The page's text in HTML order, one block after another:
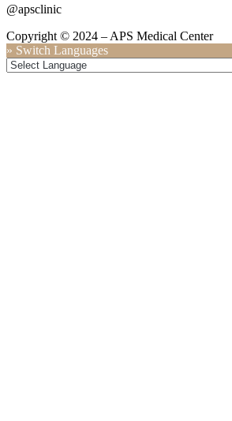
@apsclinic
Copyright © 2024 – APS Medical Center
» Switch Languages